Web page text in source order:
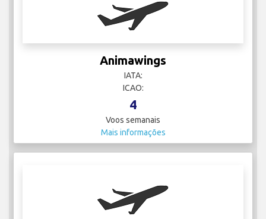
Animawings
IATA:
ICAO:
4
Voos semanais
Mais informações